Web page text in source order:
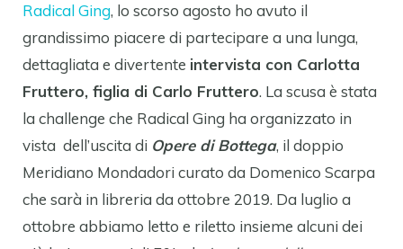
Radical Ging, lo scorso agosto ho avuto il
grandissimo piacere di partecipare a una lunga,
dettagliata e divertente intervista con Carlotta
Fruttero, figlia di Carlo Fruttero. La scusa è stata
la challenge che Radical Ging ha organizzato in
vista dell’uscita di Opere di Bottega, il doppio
Meridiano Mondadori curato da Domenico Scarpa
che sarà in libreria da ottobre 2019. Da luglio a
ottobre abbiamo letto e riletto insieme alcuni dei